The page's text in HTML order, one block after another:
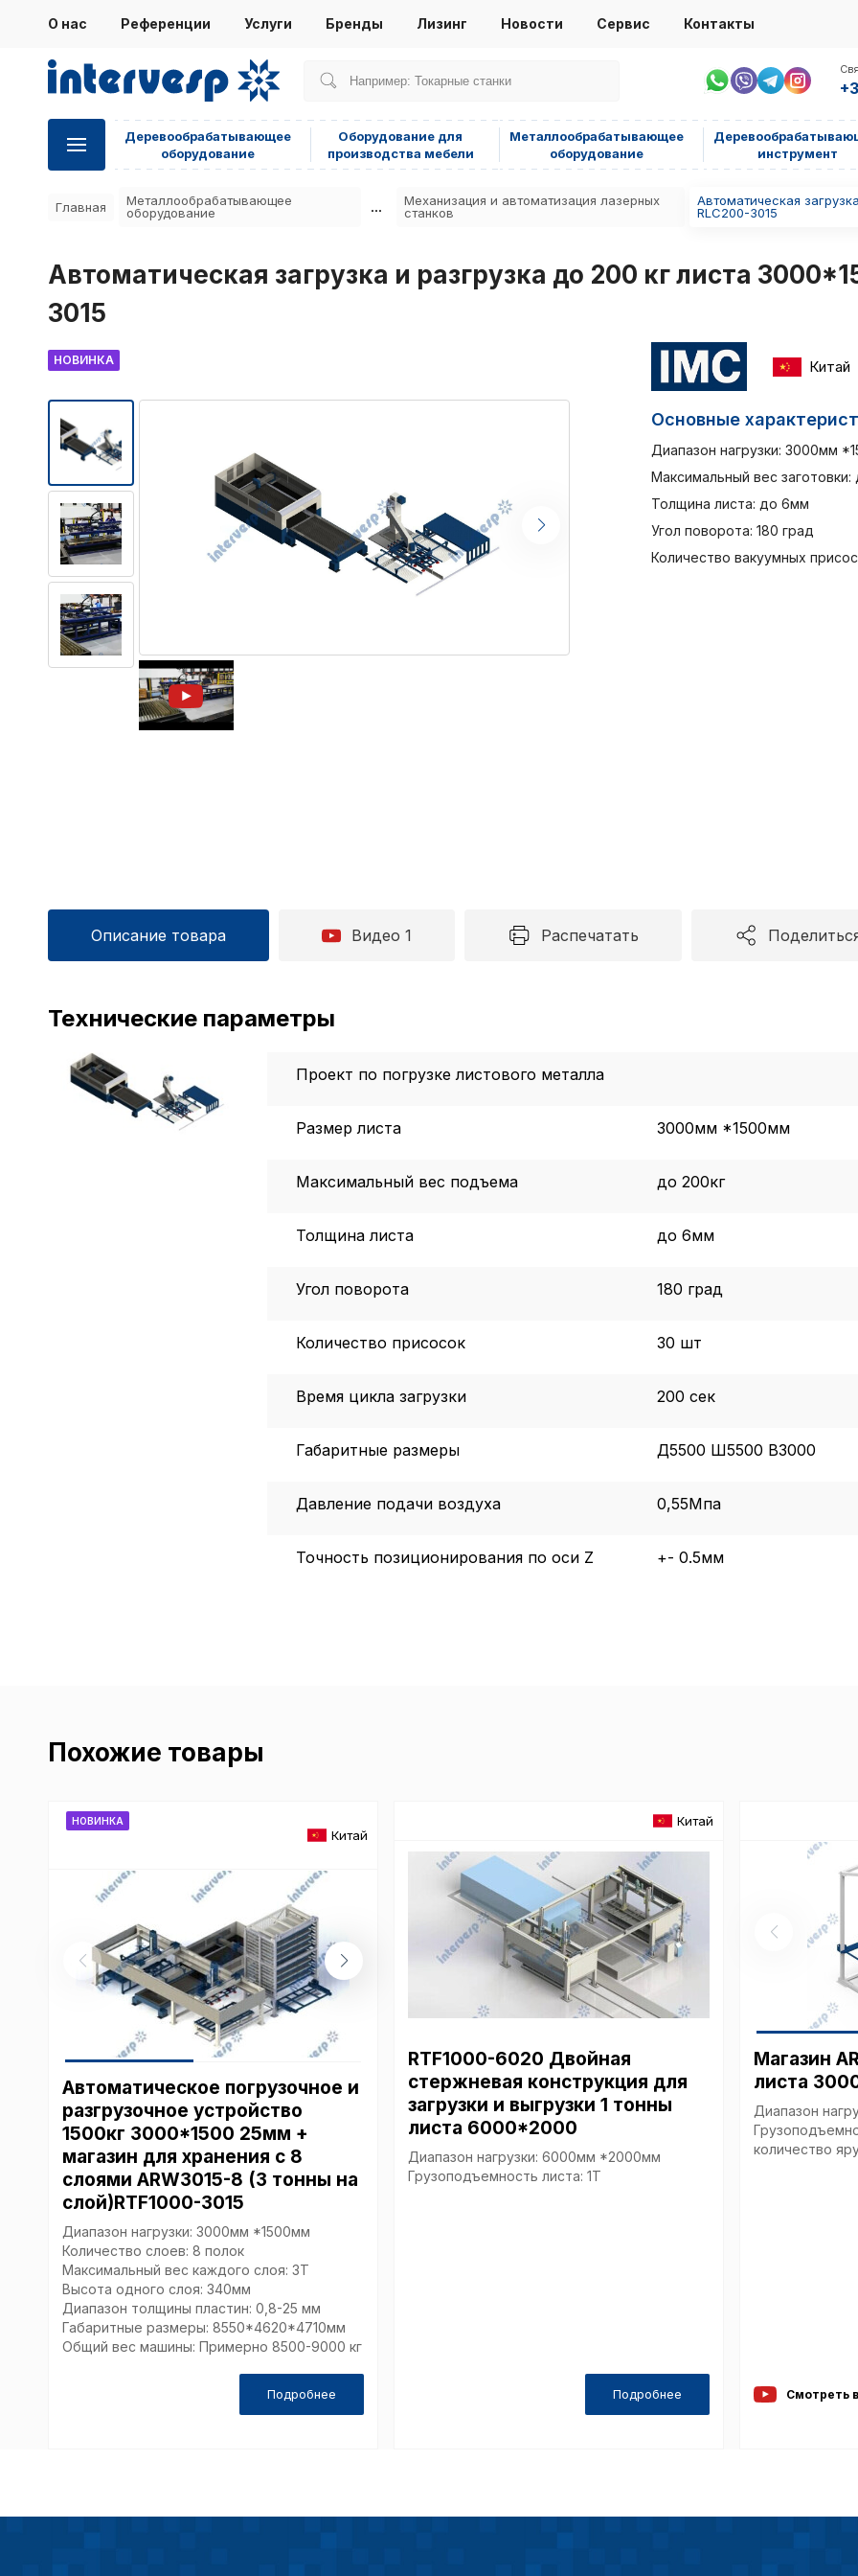
О нас Референции Услуги Бренды Лизинг Новости Сервис Контакты
Деревообрабатывающее
оборудование
Оборудование для
производства мебели
Металлообрабатывающее
оборудование
инструмент
Главная
Металлообрабатывающее
оборудование
...
Механизация и автоматизация лазерных
станков
Автоматическая
RLC200-3015
Автоматическая загрузка и разгрузка до 200 кг листа
3015
НОВИНКА Китай
Основные
Диапазон нагрузки: 3000мм
Максимальный вес заготовки:
Толщина листа: до 6мм
Угол поворота: 180 град
Количество вакуумных
Описание товара Видео 1 Распечатать
Технические параметры
Проект по погрузке листового металла
Размер листа 3000мм *1500мм
Максимальный вес подъема до 200кг
Толщина листа до 6мм
Угол поворота 180 град
Количество присосок 30 шт
Время цикла загрузки 200 сек
Габаритные размеры Д5500 Ш5500 В3000
Давление подачи воздуха 0,55Мпа
Точность позиционирования по оси Z +- 0.5мм
Похожие товары
НОВИНКА
Китай
Автоматическое погрузочное и
разгрузочное устройство
1500кг 3000*1500 25мм +
магазин для хранения с 8
слоями ARW3015-8 (3 тонны на
слой)RTF1000-3015
Диапазон нагрузки: 3000мм *1500мм
Количество слоев: 8 полок
Максимальный вес каждого слоя: 3Т
Высота одного слоя: 340мм
Диапазон толщины пластин: 0,8-25 мм
Габаритные размеры: 8550*4620*4710мм
Общий вес машины: Примерно 8500-9000 кг
Подробнее
Китай
RTF1000-6020 Двойная
стержневая конструкция для
загрузки и выгрузки 1 тонны
листа 6000*2000
Диапазон нагрузки: 6000мм *2000мм
Грузоподъемность листа: 1Т
Подробнее
Магазин
листа
Диапазон
количество
Смотреть
в нижней или
Перед тем
,
Внимание: